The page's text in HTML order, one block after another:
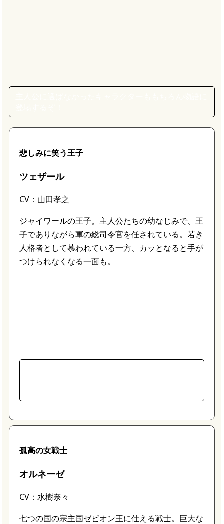
悲しみに笑う王子
ツェザール
CV：山田孝之
ジャイワールの王子。主人公たちの幼なじみで、王
子でありながら軍の総司令官を任されている。若き
人格者として慕われている一方、カッとなると手が
つけられなくなる一面も。
孤高の女戦士
オルネーゼ
CV：水樹奈々
七つの国の宗主国ゼビオン王に仕える戦士。巨大な